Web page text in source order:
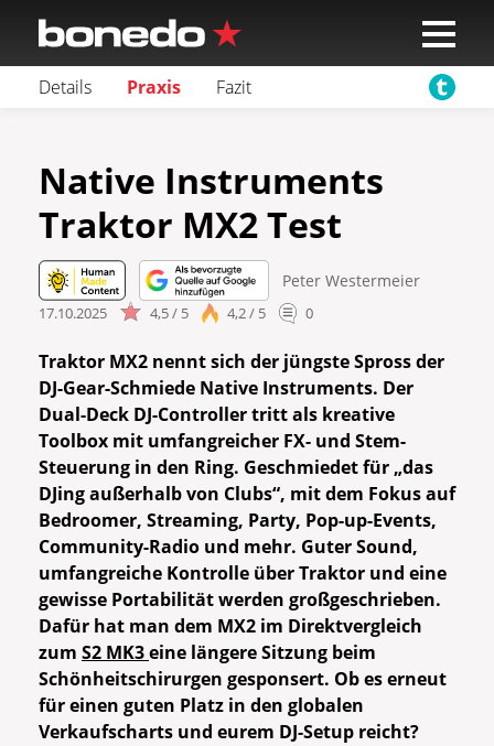
Details Praxis Fazit
Native Instruments
Traktor MX2 Test
Peter Westermeier
17.10.2025 4,5 / 5 4,2 / 5 0
Traktor MX2 nennt sich der jüngste Spross der
DJ-Gear-Schmiede Native Instruments. Der
Dual-Deck DJ-Controller tritt als kreative
Toolbox mit umfangreicher FX- und Stem-
Steuerung in den Ring. Geschmiedet für „das
DJing außerhalb von Clubs“, mit dem Fokus auf
Bedroomer, Streaming, Party, Pop-up-Events,
Community-Radio und mehr. Guter Sound,
umfangreiche Kontrolle über Traktor und eine
gewisse Portabilität werden großgeschrieben.
Dafür hat man dem MX2 im Direktvergleich
zum S2 MK3eine längere Sitzung beim
Schönheitschirurgen gesponsert. Ob es erneut
für einen guten Platz in den globalen
Verkaufscharts und eurem DJ-Setup reicht?